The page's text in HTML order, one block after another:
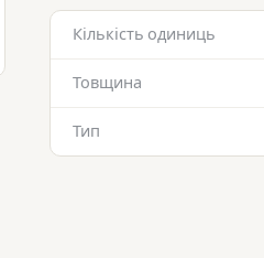
Кількість одиниць
Товщина
Тип